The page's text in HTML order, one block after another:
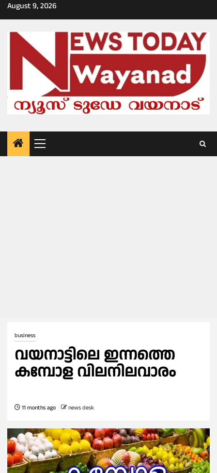
Skip
to
August 9, 2026
Primary
Menu
business
വയനാട്ടിലെ ഇന്നത്തെ
കമ്പോള വിലനിലവാരം
11 months ago news desk